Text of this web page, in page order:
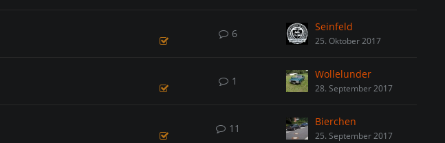
6
Seinfeld
25. Oktober 2017
1
Wollelunder
28. September 2017
11
Bierchen
25. September 2017